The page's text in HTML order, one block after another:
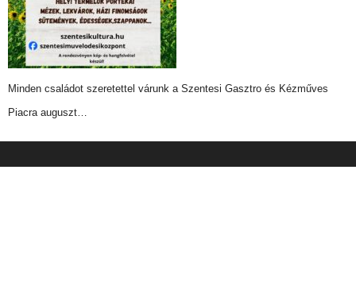
Minden családot szeretettel várunk a Szentesi Gasztro és Kézműves
Piacra auguszt…